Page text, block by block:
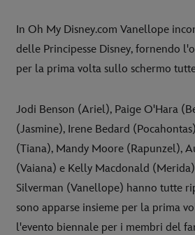
In Oh My Disney.com Vanellope
delle Principesse Disney, fornendo
per la prima volta sullo schermo
Jodi Benson (Ariel), Paige O'Hara
(Jasmine), Irene Bedard
(Tiana), Mandy Moore (Rapunzel),
(Vaiana) e Kelly Macdonald
Silverman (Vanellope) hanno tutte
sono apparse insieme per la prima
l'evento biennale per i membri del